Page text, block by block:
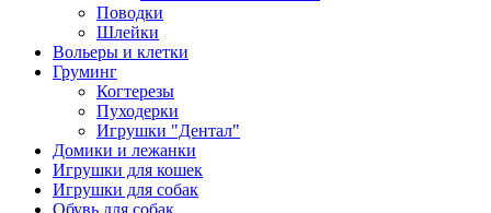
Поводки
Шлейки
Вольеры и клетки
Груминг
Когтерезы
Пуходерки
Игрушки "Дентал"
Домики и лежанки
Игрушки для кошек
Игрушки для собак